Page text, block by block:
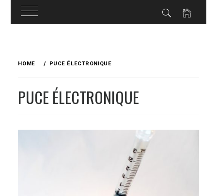
HOME PUCE ÉLECTRONIQUE
PUCE ÉLECTRONIQUE